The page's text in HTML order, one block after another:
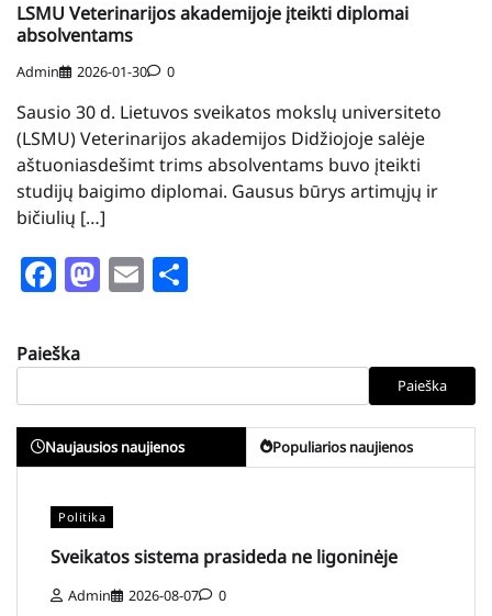
LSMU Veterinarijos akademijoje įteikti diplomai
absolventams
Admin 2026-01-30 0
Sausio 30 d. Lietuvos sveikatos mokslų universiteto
(LSMU) Veterinarijos akademijos Didžiojoje salėje
aštuoniasdešimt trims absolventams buvo įteikti
studijų baigimo diplomai. Gausus būrys artimųjų ir
bičiulių […]
Facebook
Mastodon
Email
Paieška
Paieška
Naujausios naujienos Populiarios naujienos
Politika
Sveikatos sistema prasideda ne ligoninėje
Admin 2026-08-07 0